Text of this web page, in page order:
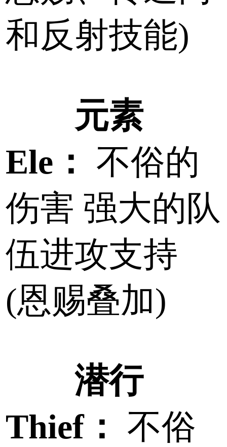
和反射技能)
元素
Ele： 不俗的
伤害 强大的队
伍进攻支持
(恩赐叠加)
潜行
Thief： 不俗